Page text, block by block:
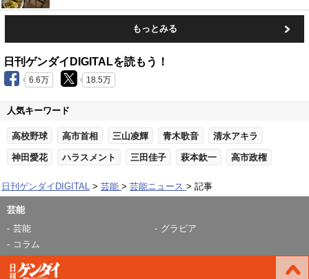
もっとみる
日刊ゲンダイDIGITALを読もう！
6.6万 18.5万
人気キーワード
高校野球 高市首相 三山凌輝 青木歌音 清水アキラ
神田愛花 ハラスメント 三田佳子 萩本欽一 高市政権
日刊ゲンダイDIGITAL 芸能 芸能ニュース 記事
芸能
芸能
グラビア
コラム